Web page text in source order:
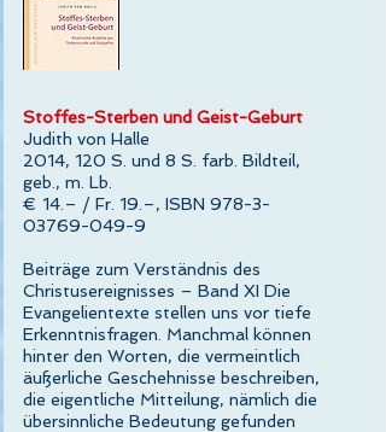
Stoffes-Sterben und Geist-Geburt
Judith von Halle
2014, 120 S. und 8 S. farb. Bildteil,
geb., m. Lb.
€ 14.– / Fr. 19.–, ISBN 978-3-
03769-049-9
Beiträge zum Verständnis des
Christusereignisses – Band XI Die
Evangelientexte stellen uns vor tiefe
Erkenntnisfragen. Manchmal können
hinter den Worten, die vermeintlich
äußerliche Geschehnisse beschreiben,
die eigentliche Mitteilung, nämlich die
übersinnliche Bedeutung gefunden